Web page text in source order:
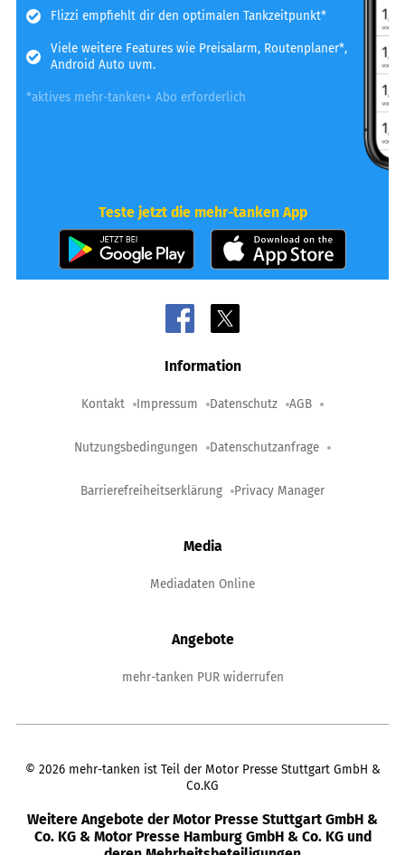
Flizzi empfiehlt dir den optimalen Tankzeitpunkt*
Viele weitere Features wie Preisalarm, Routenplaner*,
Android Auto uvm.
*aktives mehr-tanken+ Abo erforderlich
Teste jetzt die mehr-tanken App
Information
Kontakt Impressum Datenschutz AGB
Nutzungsbedingungen Datenschutzanfrage
Barrierefreiheitserklärung Privacy Manager
Media
Mediadaten Online
Angebote
mehr-tanken PUR widerrufen
© 2026 mehr-tanken ist Teil der Motor Presse Stuttgart GmbH &
Co.KG
Weitere Angebote der Motor Presse Stuttgart GmbH &
Co. KG & Motor Presse Hamburg GmbH & Co. KG und